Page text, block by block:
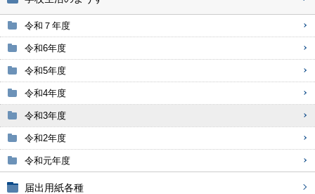
令和７年度
令和6年度
令和5年度
令和4年度
令和3年度
令和2年度
令和元年度
届出用紙各種